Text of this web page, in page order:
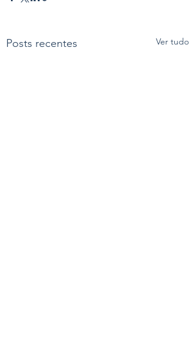
Posts recentes Ver tudo